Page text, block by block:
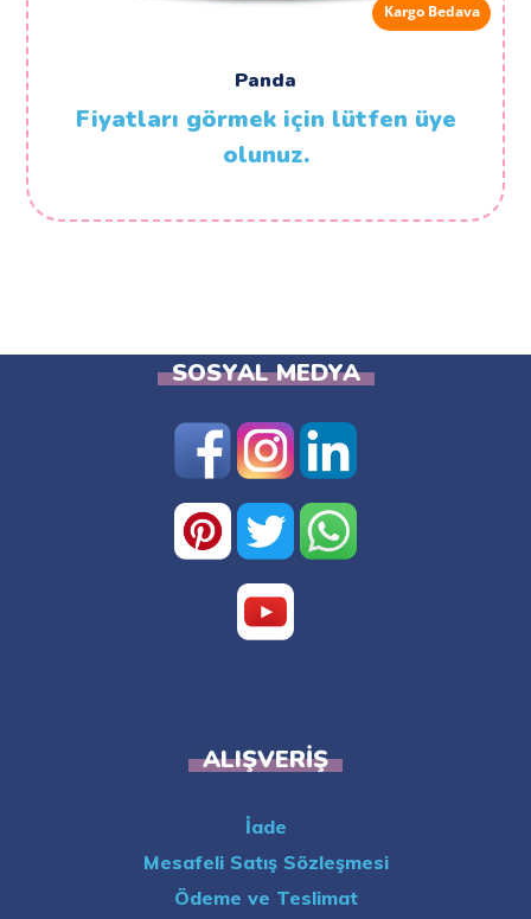
Kargo Bedava
Panda
Fiyatları görmek için lütfen üye
olunuz.
SOSYAL MEDYA
ALIŞVERIŞ
İade
Mesafeli Satış Sözleşmesi
Ödeme ve Teslimat